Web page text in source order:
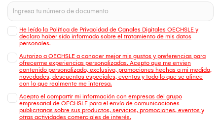
He leído la Política de Privacidad de Canales Digitales OECHSLE y
declaro haber sido informado sobre el tratamiento de mis datos
personales.
Autorizo a OECHSLE a conocer mejor mis gustos y preferencias para
ofrecerme experiencias personalizadas. Acepto que me envien
contenido personalizado, exclusivo, promociones hechas a mi medida,
novedades, descuentos especiales, eventos y todo lo que se alinee
con lo que realmente me interesa.
Acepto el compartir mi información con empresas del grupo
empresarial de OECHSLE para el envío de comunicaciones
publicitarias sobre sus productos, servicios, promociones, eventos y
otras actividades comerciales de interés.